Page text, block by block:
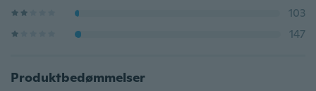
103
147
Produktbedømmelser